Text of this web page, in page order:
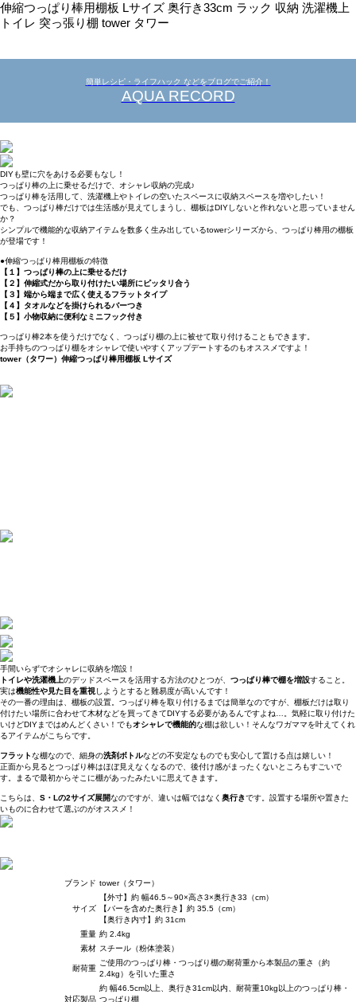
伸縮つっぱり棒用棚板 Lサイズ 奥行き33cm ラック 収納 洗濯機上
トイレ 突っ張り棚 tower タワー
簡単レシピ・ライフハック などをブログでご紹介！
AQUA RECORD
DIYも壁に穴をあける必要もなし！
つっぱり棒の上に乗せるだけで、オシャレ収納の完成♪
つっぱり棒を活用して、洗濯機上やトイレの空いたスペースに収納スペースを増やしたい！
でも、つっぱり棒だけでは生活感が見えてしまうし、棚板はDIYしないと作れないと思っていません
か？
シンプルで機能的な収納アイテムを数多く生み出しているtowerシリーズから、つっぱり棒用の棚板
が登場です！
●伸縮つっぱり棒用棚板の特徴
【１】つっぱり棒の上に乗せるだけ
【２】伸縮式だから取り付けたい場所にピッタリ合う
【３】端から端まで広く使えるフラットタイプ
【４】タオルなどを掛けられるバーつき
【５】小物収納に便利なミニフック付き
つっぱり棒2本を使うだけでなく、つっぱり棚の上に被せて取り付けることもできます。
お手持ちのつっぱり棚をオシャレで使いやすくアップデートするのもオススメですよ！
tower（タワー）伸縮つっぱり棒用棚板 Lサイズ
手間いらずでオシャレに収納を増設！
トイレや洗濯機上のデッドスペースを活用する方法のひとつが、 つっぱり棒で棚を増設すること。
実は機能性や見た目を重視 しようとすると難易度が高いんです！
その一番の理由は、棚板の設置。つっぱり棒を取り付けるまでは簡単なのですが、棚板だけは取り
付けたい場所に合わせて木材などを買ってきてDIYする必要があるんですよね…。気軽に取り付けた
いけどDIYまではめんどくさい！でもオシャレで機能的な棚は欲しい！そんなワガママを叶えてくれ
るアイテムがこちらです。
フラットな棚なので、細身の洗剤ボトルなどの不安定なものでも安心して置ける点は嬉しい！
正面から見るとつっぱり棒はほぼ見えなくなるので、後付け感がまったくないところもすごいで
す。まるで最初からそこに棚があったみたいに思えてきます。
こちらは、 S・Lの2サイズ展開なのですが、違いは幅ではなく 奥行きです。設置する場所や置きた
いものに合わせて選ぶのがオススメ！
ブランド tower（タワー）
サイズ
【外寸】約 幅46.5～90×高さ3×奥行き33（cm）
【バーを含めた奥行き】約 35.5（cm）
【奥行き内寸】約 31cm
重量 約 2.4kg
素材 スチール（粉体塗装）
耐荷重
ご使用のつっぱり棒・つっぱり棚の耐荷重から本製品の重さ（約
2.4kg）を引いた重さ
対応製品
約 幅46.5cm以上、奥行き31cm以内、耐荷重10kg以上のつっぱり棒・
つっぱり棚